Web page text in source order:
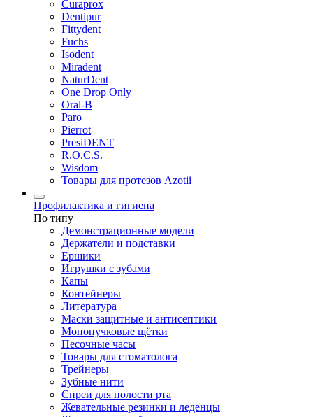
Curaprox
Dentipur
Fittydent
Fuchs
Isodent
Miradent
NaturDent
One Drop Only
Oral-B
Paro
Pierrot
PresiDENT
R.O.C.S.
Wisdom
Товары для протезов Azotii
Профилактика и гигиена
По типу
Демонстрационные модели
Держатели и подставки
Ершики
Игрушки с зубами
Капы
Контейнеры
Литература
Маски защитные и антисептики
Монопучковые щётки
Песочные часы
Товары для стоматолога
Трейнеры
Зубные нити
Спреи для полости рта
Жевательные резинки и леденцы